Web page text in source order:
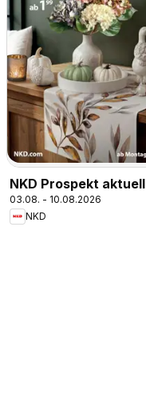
NKD Prospekt aktuell
03.08. - 10.08.2026
NKD